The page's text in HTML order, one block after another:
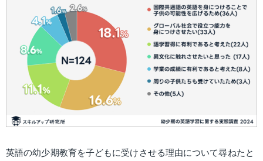
英語の幼少期教育を子どもに受けさせる理由について尋ねたと